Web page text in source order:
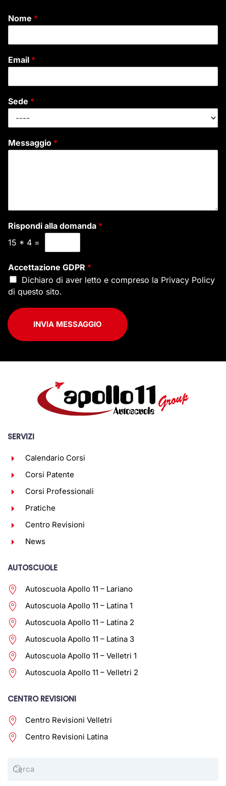
Nome *
Email *
Sede *
Messaggio *
Rispondi alla domanda *
15 * 4 =
Accettazione GDPR *
Dichiaro di aver letto e compreso la Privacy Policy
di questo sito.
INVIA MESSAGGIO
SERVIZI
Calendario Corsi
Corsi Patente
Corsi Professionali
Pratiche
Centro Revisioni
News
AUTOSCUOLE
Autoscuola Apollo 11 – Lariano
Autoscuola Apollo 11 – Latina 1
Autoscuola Apollo 11 – Latina 2
Autoscuola Apollo 11 – Latina 3
Autoscuola Apollo 11 – Velletri 1
Autoscuola Apollo 11 – Velletri 2
CENTRO REVISIONI
Centro Revisioni Velletri
Centro Revisioni Latina